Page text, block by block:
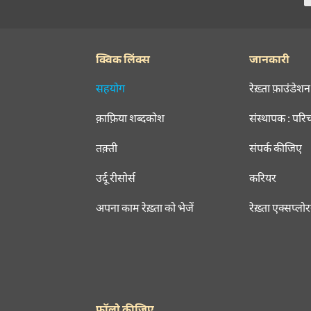
काश के तू मिरा महबूब-ए-ख़याली हो जाए
जवाब जिस का नहीं वो सवाल होता है
असर फ़रीदी
SHOW